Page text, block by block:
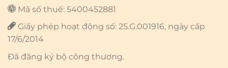
Mã số thuế: 5400452881
Giấy phép hoạt động số: 25.G.001916, ngày cấp
17/6/2014
Đã đăng ký bộ công thương.